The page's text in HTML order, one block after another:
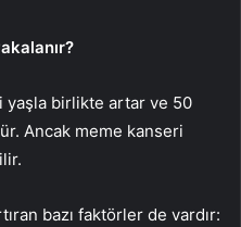
yaşla birlikte artar ve 50
Ancak meme kanseri
bazı faktörler de vardır: